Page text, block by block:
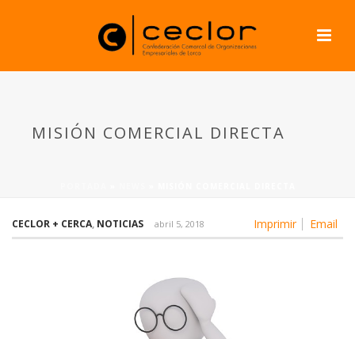
MISIÓN COMERCIAL DIRECTA
Imprimir Email
CECLOR + CERCA, NOTICIAS abril 5, 2018